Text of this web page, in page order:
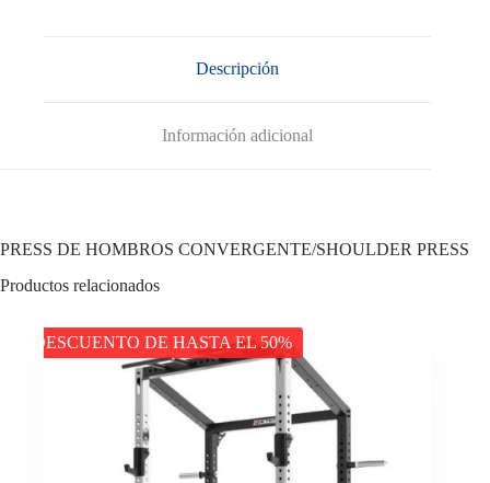
Descripción
Información adicional
PRESS DE HOMBROS CONVERGENTE/SHOULDER PRESS
Productos relacionados
DESCUENTO DE HASTA EL 50%